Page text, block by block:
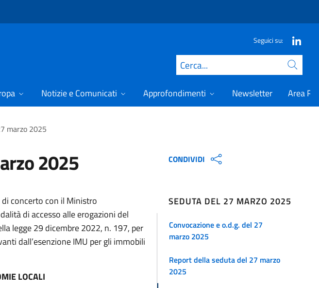
Seguici su:
Cerca
Notizie e Comunicati Approfondimenti Newsletter Area
marzo 2025
2025
concerto con il Ministro
di accesso alle erogazioni del
legge 29 dicembre 2022, n. 197, per
dall’esenzione IMU per gli immobili
LOCALI
CONDIVIDI
SEDUTA DEL 27 MARZO 2025
Convocazione e o.d.g. del 27
marzo 2025
Report della seduta del 27 marzo
2025